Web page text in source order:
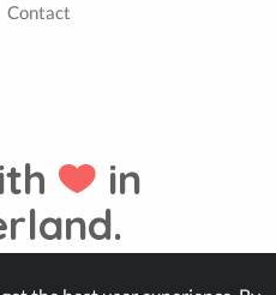
Contact
in